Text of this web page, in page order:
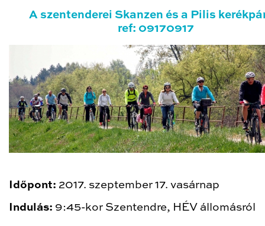
A szentenderei Skanzen és a Pilis
ref: 09170917
Időpont: 2017. szeptember 17. vasárnap
Indulás: 9:45-kor Szentendre, HÉV állomásról